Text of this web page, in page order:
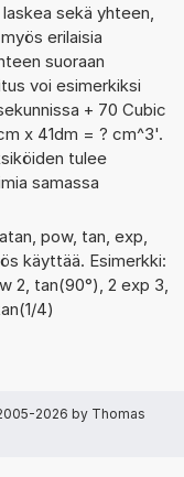
sekä yhteen,
erilaisia
suoraan
voi esimerkiksi
+ 70 Cubic
x 41dm = ? cm^3'.
tulee
samassa
pow, tan, exp,
käyttää. Esimerkki:
2, tan(90°), 2 exp 3,
4)
2026 by Thomas